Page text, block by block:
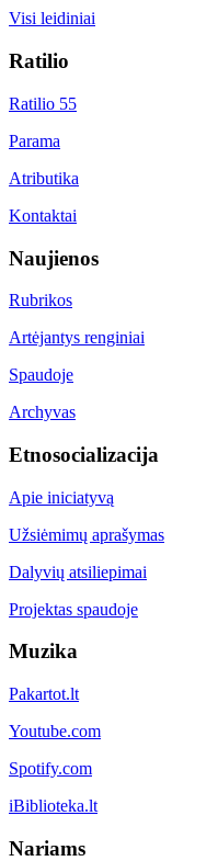
Visi leidiniai
Ratilio
Ratilio 55
Parama
Atributika
Kontaktai
Naujienos
Rubrikos
Artėjantys renginiai
Spaudoje
Archyvas
Etnosocializacija
Apie iniciatyvą
Užsiėmimų aprašymas
Dalyvių atsiliepimai
Projektas spaudoje
Muzika
Pakartot.lt
Youtube.com
Spotify.com
iBiblioteka.lt
Nariams